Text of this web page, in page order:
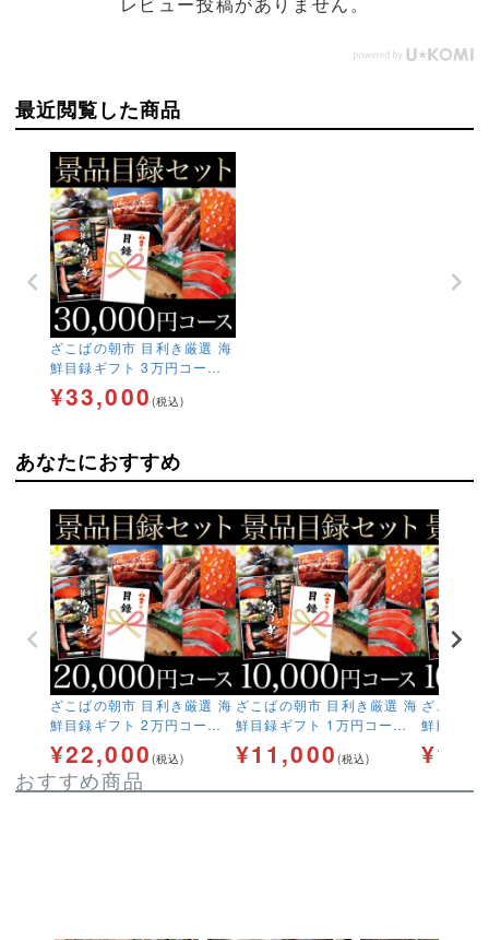
レビュー投稿がありません。
最近閲覧した商品
ざこばの朝市 目利き厳選 海
鮮目録ギフト 3万円コース
送料無料 【結婚式 二次会 2
次会 ゴルフ コンペ イベン
鮭 西京漬け 金目鯛 う
なぎ カニ ガニ】
¥33,000 (税込)
あなたにおすすめ
ざこばの朝市 目利き厳選 海
鮮目録ギフト 2万円コース
送料無料 【結婚式 二次会 2
次会 ゴルフ コンペ イベン
ト 景品 忘年会 歓迎会 送別
¥22,000 (税込)
ざこばの朝市 目利き厳選 海
鮮目録ギフト 1万円コース
送料無料 【結婚式 二次会 2
次会 ゴルフ コンペ イベン
¥11,000 (税込)
ざこばの
鮮目録ギ
【結婚式
フ コンペ
¥
おすすめ商品